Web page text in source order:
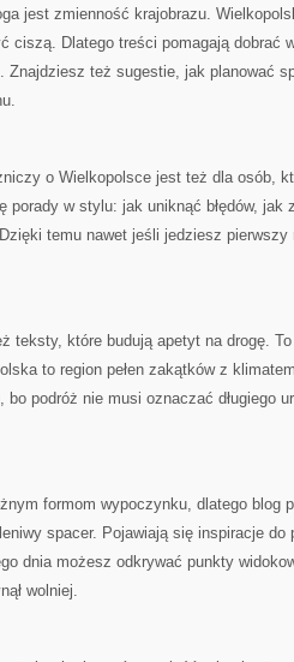
jest zmienność krajobrazu.
ciszą. Dlatego treści pomagają dobrać
Znajdziesz też sugestie, jak planować
o Wielkopolsce jest też dla osób,
porady w stylu: jak uniknąć błędów, jak
temu nawet jeśli jedziesz
teksty, które budują apetyt na drogę.
to region pełen zakątków z
podróż nie musi oznaczać długiego
formom wypoczynku, dlatego blog
spacer. Pojawiają się inspiracje do
dnia możesz odkrywać punkty
wolniej.